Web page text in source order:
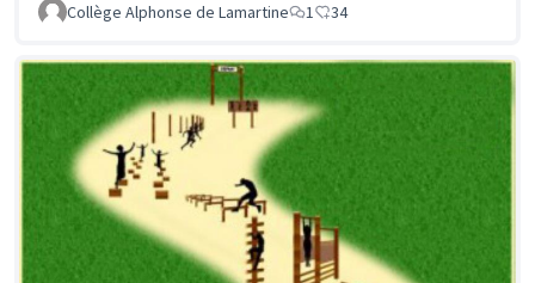
Collège Alphonse de Lamartine
1 34